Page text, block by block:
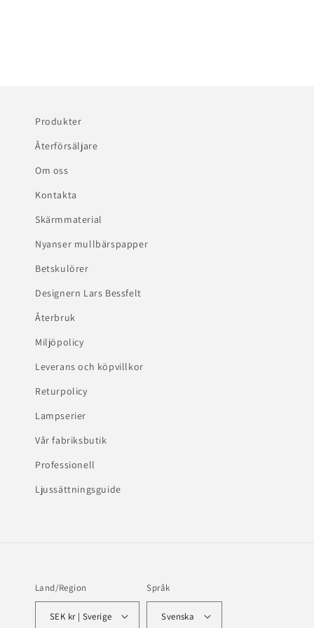
Produkter
Återförsäljare
Om oss
Kontakta
Skärmmaterial
Nyanser mullbärspapper
Betskulörer
Designern Lars Bessfelt
Återbruk
Miljöpolicy
Leverans och köpvillkor
Returpolicy
Lampserier
Vår fabriksbutik
Professionell
Ljussättningsguide
Land/Region
SEK kr | Sverige
Språk
Svenska